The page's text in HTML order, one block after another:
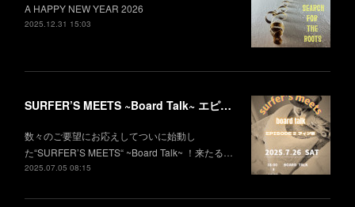
A HAPPY NEW YEAR 2026
2025.12.31 15:03
SURFER’S MEETS ~Board Talk~ エピソード2 フィン編
数々のご要望にお応えしてついに始動し
た“SURFER’S MEETS“ ~Board Talk~ ！来たる…
2025.07.05 08:15